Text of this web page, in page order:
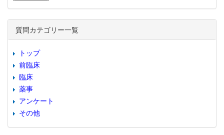
質問カテゴリー一覧
トップ
前臨床
臨床
薬事
アンケート
その他